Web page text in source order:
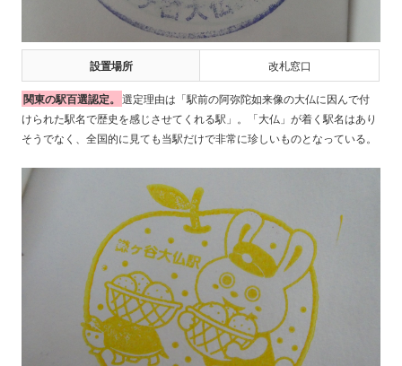
設置場所 改札窓口
関東の駅百選認定。 選定理由は「駅前の阿弥陀如来像の大仏に因んで付
けられた駅名で歴史を感じさせてくれる駅」。「大仏」が着く駅名はあり
そうでなく、全国的に見ても当駅だけで非常に珍しいものとなっている。